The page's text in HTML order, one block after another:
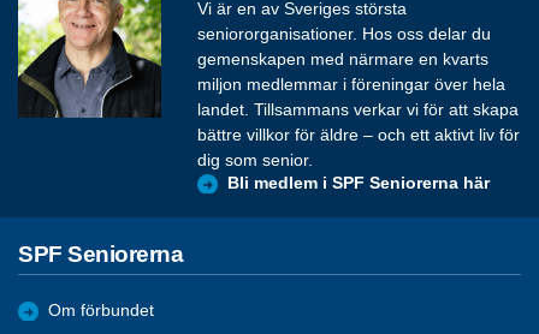
Vi är en av Sveriges största
seniororganisationer. Hos oss delar du
gemenskapen med närmare en kvarts
miljon medlemmar i föreningar över hela
landet. Tillsammans verkar vi för att skapa
bättre villkor för äldre – och ett aktivt liv för
dig som senior.
Bli medlem i SPF Seniorerna här
SPF Seniorerna
Om förbundet